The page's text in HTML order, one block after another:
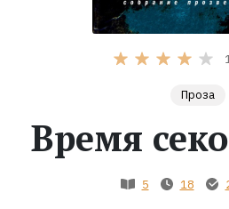
Экранизации
Проза
Время
5 18